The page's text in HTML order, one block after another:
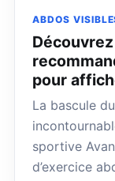
ABDOS
pour
La bascule
sportive
d’exercice